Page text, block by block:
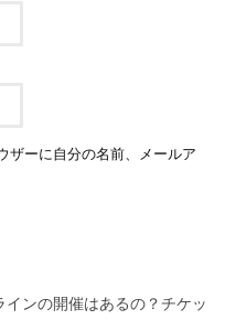
ザーに自分の名前、メールア
ンの開催はあるの？チケッ